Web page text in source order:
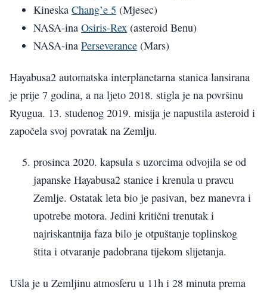
Kineska Chang’e 5 (Mjesec)
NASA-ina Osiris-Rex (asteroid Benu)
NASA-ina Perseverance (Mars)
Hayabusa2 automatska interplanetarna stanica lansirana
je prije 7 godina, a na ljeto 2018. stigla je na površinu
Ryugua. 13. studenog 2019. misija je napustila asteroid i
započela svoj povratak na Zemlju.
prosinca 2020. kapsula s uzorcima odvojila se od
japanske Hayabusa2 stanice i krenula u pravcu
Zemlje. Ostatak leta bio je pasivan, bez manevra i
upotrebe motora. Jedini kritični trenutak i
najriskantnija faza bilo je otpuštanje toplinskog
štita i otvaranje padobrana tijekom slijetanja.
Ušla je u Zemljinu atmosferu u 11h i 28 minuta prema